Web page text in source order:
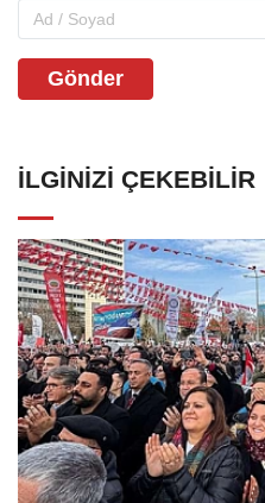
Gönder
İLGINIZI ÇEKEBILIR